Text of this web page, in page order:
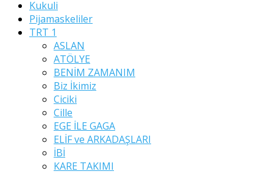
Kukuli
Pijamaskeliler
TRT 1
ASLAN
ATÖLYE
BENİM ZAMANIM
Biz İkimiz
Ciciki
Cille
EGE İLE GAGA
ELİF ve ARKADAŞLARI
İBİ
KARE TAKIMI